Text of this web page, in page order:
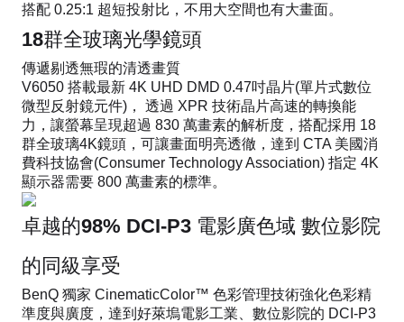
搭配 0.25:1 超短投射比，不用大空間也有大畫面。
18群全玻璃光學鏡頭
傳遞剔透無瑕的清透畫質
V6050 搭載最新 4K UHD DMD 0.47吋晶片(單片式數位
微型反射鏡元件)， 透過 XPR 技術晶片高速的轉換能
力，讓螢幕呈現超過 830 萬畫素的解析度，搭配採用 18
群全玻璃4K鏡頭，可讓畫面明亮透徹，達到 CTA 美國消
費科技協會(Consumer Technology Association) 指定 4K
顯示器需要 800 萬畫素的標準。
卓越的98% DCI-P3 電影廣色域 數位影院
的同級享受
BenQ 獨家 CinematicColor™ 色彩管理技術強化色彩精
準度與廣度，達到好萊塢電影工業、數位影院的 DCI-P3